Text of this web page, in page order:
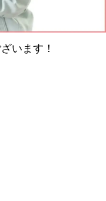
います！